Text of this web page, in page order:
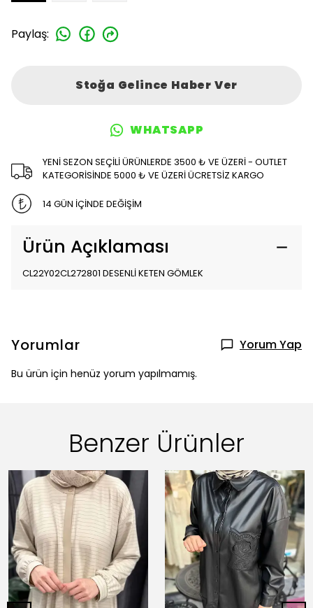
Paylaş:
Stoğa Gelince Haber Ver
WHATSAPP
YENİ SEZON SEÇİLİ ÜRÜNLERDE 3500 ₺ VE ÜZERİ - OUTLET
KATEGORİSİNDE 5000 ₺ VE ÜZERİ ÜCRETSİZ KARGO
14 GÜN İÇİNDE DEĞİŞİM
Ürün Açıklaması
CL22Y02CL272801 DESENLİ KETEN GÖMLEK
Yorumlar Yorum Yap
Bu ürün için henüz yorum yapılmamış.
Benzer Ürünler